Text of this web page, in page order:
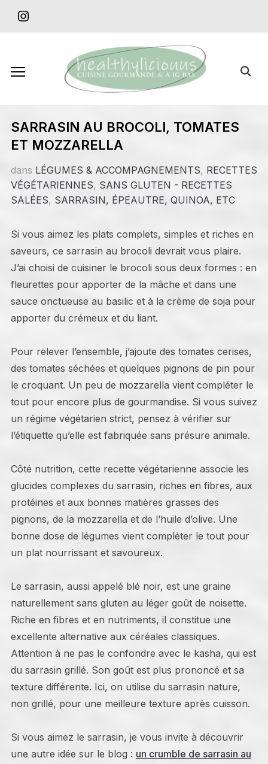
instagram
Search
SARRASIN AU BROCOLI, TOMATES
ET MOZZARELLA
dans LÉGUMES & ACCOMPAGNEMENTS, RECETTES
VÉGÉTARIENNES, SANS GLUTEN - RECETTES
SALÉES, SARRASIN, ÉPEAUTRE, QUINOA, ETC
Si vous aimez les plats complets, simples et riches en
saveurs, ce sarrasin au brocoli devrait vous plaire.
J’ai choisi de cuisiner le brocoli sous deux formes : en
fleurettes pour apporter de la mâche et dans une
sauce onctueuse au basilic et à la crème de soja pour
apporter du crémeux et du liant.
Pour relever l’ensemble, j’ajoute des tomates cerises,
des tomates séchées et quelques pignons de pin pour
le croquant. Un peu de mozzarella vient compléter le
tout pour encore plus de gourmandise. Si vous suivez
un régime végétarien strict, pensez à vérifier sur
l’étiquette qu’elle est fabriquée sans présure animale.
Côté nutrition, cette recette végétarienne associe les
glucides complexes du sarrasin, riches en fibres, aux
protéines et aux bonnes matières grasses des
pignons, de la mozzarella et de l’huile d’olive. Une
bonne dose de légumes vient compléter le tout pour
un plat nourrissant et savoureux.
Le sarrasin, aussi appelé blé noir, est une graine
naturellement sans gluten au léger goût de noisette.
Riche en fibres et en nutriments, il constitue une
excellente alternative aux céréales classiques.
Attention à ne pas le confondre avec le kasha, qui est
du sarrasin grillé. Son goût est plus prononcé et sa
texture différente. Ici, on utilise du sarrasin nature,
non grillé, pour une meilleure texture après cuisson.
Si vous aimez le sarrasin, je vous invite à découvrir
une autre idée sur le blog : un crumble de sarrasin au